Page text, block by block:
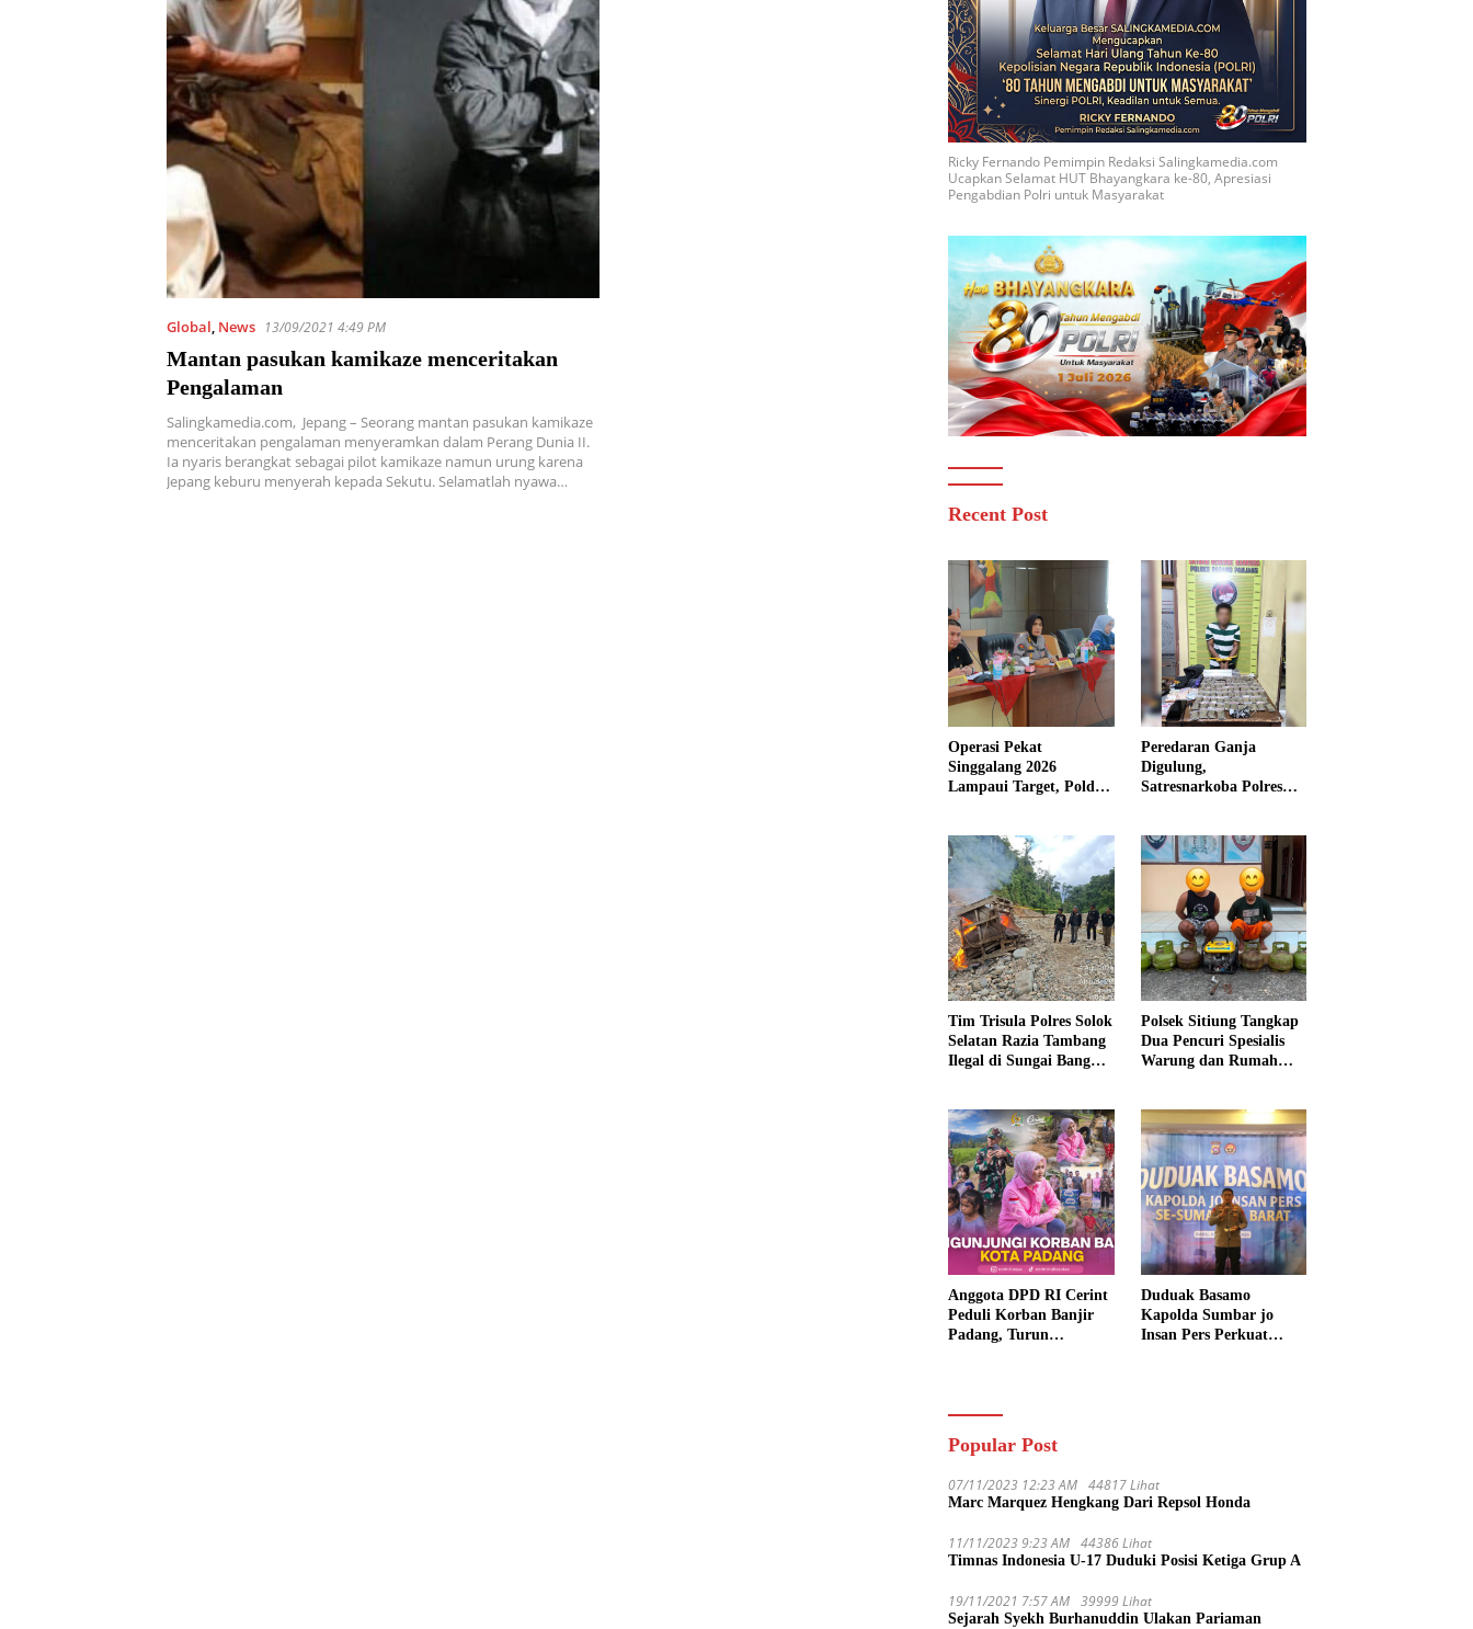
Global, News 13/09/2021 4:49 PM
Mantan pasukan kamikaze menceritakan
Pengalaman
Salingkamedia.com, Jepang – Seorang mantan pasukan kamikaze
menceritakan pengalaman menyeramkan dalam Perang Dunia II.
Ia nyaris berangkat sebagai pilot kamikaze namun urung karena
Jepang keburu menyerah kepada Sekutu. Selamatlah nyawa…
Ricky Fernando Pemimpin Redaksi Salingkamedia.com
Ucapkan Selamat HUT Bhayangkara ke-80, Apresiasi
Pengabdian Polri untuk Masyarakat
Recent Post
Operasi Pekat
Singgalang 2026
Lampaui Target, Polda
Kriminal
Peredaran Ganja
Digulung,
Satresnarkoba Polres
Siap Edar di Tanah
Datar
Tim Trisula Polres Solok
Selatan Razia Tambang
Ilegal di Sungai Bangko,
Polsek Sitiung Tangkap
Dua Pencuri Spesialis
Warung dan Rumah
Anggota DPD RI Cerint
Peduli Korban Banjir
Padang, Turun
Duduak Basamo
Kapolda Sumbar jo
Insan Pers Perkuat
Popular Post
07/11/2023 12:23 AM 44817 Lihat
Marc Marquez Hengkang Dari Repsol Honda
11/11/2023 9:23 AM 44386 Lihat
Timnas Indonesia U-17 Duduki Posisi Ketiga Grup A
19/11/2021 7:57 AM 39999 Lihat
Sejarah Syekh Burhanuddin Ulakan Pariaman